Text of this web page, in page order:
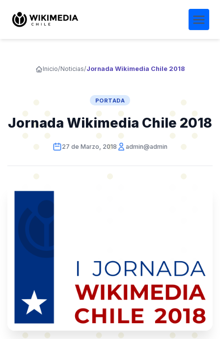
Inicio/Noticias/Jornada Wikimedia Chile 2018
PORTADA
Jornada Wikimedia Chile 2018
27 de Marzo, 2018 admin@admin